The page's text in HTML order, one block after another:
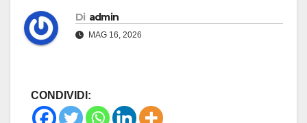
Di admin
MAG 16, 2026
CONDIVIDI: